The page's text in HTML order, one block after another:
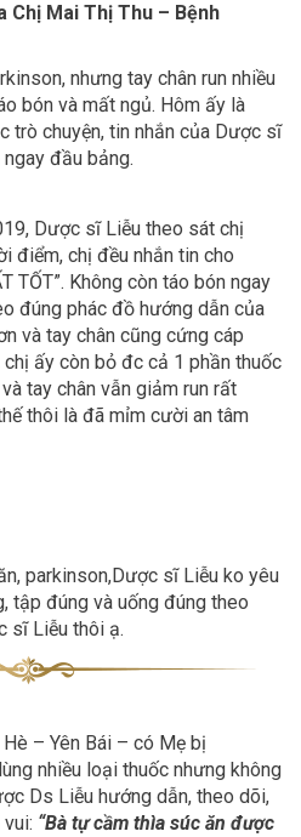
Chị Mai Thị Thu – Bệnh
nhưng tay chân run nhiều
bón và mất ngủ. Hôm ấy là
trò chuyện, tin nhắn của Dược sĩ
đầu bảng.
Dược sĩ Liễu theo sát chị
điểm, chị đều nhắn tin cho
TỐT”. Không còn táo bón ngay
đúng phác đồ hướng dẫn của
và tay chân cũng cứng cáp
ấy còn bỏ đc cả 1 phần thuốc
tay chân vẫn giảm run rất
thôi là đã mỉm cười an tâm
parkinson,Dược sĩ Liễu ko yêu
tập đúng và uống đúng theo
sĩ Liễu thôi ạ.
– Yên Bái – có Mẹ bị
nhiều loại thuốc nhưng không
Ds Liễu hướng dẫn, theo dõi,
“Bà tự cầm thìa súc ăn được